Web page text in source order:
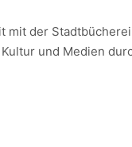
der
und Medien